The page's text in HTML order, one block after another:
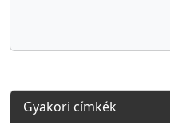
Gyakori címkék